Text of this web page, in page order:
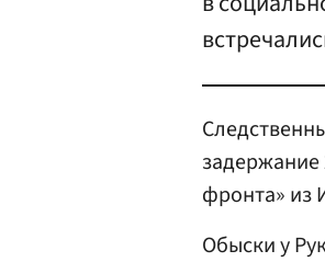
задержание
фронта» из
Обыски у